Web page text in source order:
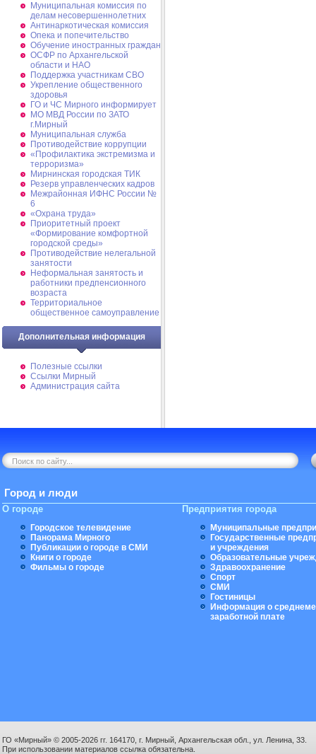
Муниципальная комиссия по
делам несовершеннолетних
Антинаркотическая комиссия
Опека и попечительство
Обучение иностранных граждан
ОСФР по Архангельской
области и НАО
Поддержка участникам СВО
Укрепление общественного
здоровья
ГО и ЧС Мирного информирует
МО МВД России по ЗАТО
г.Мирный
Муниципальная cлужба
Противодействие коррупции
«Профилактика экстремизма и
терроризма»
Мирнинская городская ТИК
Резерв управленческих кадров
Межрайонная ИФНС России №
6
«Охрана труда»
Приоритетный проект
«Формирование комфортной
городской среды»
Противодействие нелегальной
занятости
Неформальная занятость и
работники предпенсионного
возраста
Территориальное
общественное самоуправление
Дополнительная информация
Полезные ссылки
Ссылки Мирный
Администрация сайта
Город и люди
О городе
Городское телевидение
Панорама Мирного
Публикации о городе в СМИ
Книги о городе
Фильмы о городе
Предприятия города
Муниципальные
Государственные
и учреждения
Образовательные
Здравоохранение
Спорт
СМИ
Гостиницы
Информация о
заработной плате
ГО «Мирный» © 2005-2026 гг. 164170, г. Мирный, Архангельская обл., ул. Ленина, 33.
При использовании материалов ссылка обязательна.